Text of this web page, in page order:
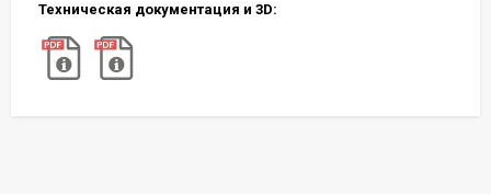
Техническая документация и 3D: